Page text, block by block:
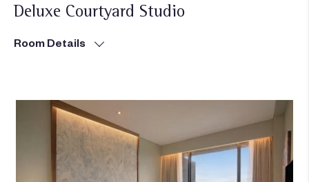
Deluxe Courtyard Studio
Room Details